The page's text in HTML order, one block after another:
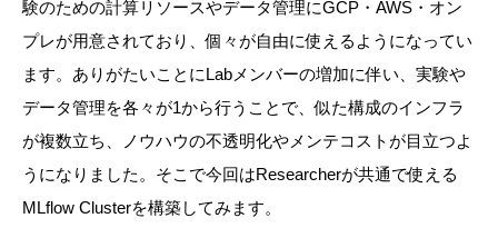
験のための計算リソースやデータ管理にGCP・AWS・オン
プレが用意されており、個々が自由に使えるようになってい
ます。ありがたいことにLabメンバーの増加に伴い、実験や
データ管理を各々が1から行うことで、似た構成のインフラ
が複数立ち、ノウハウの不透明化やメンテコストが目立つよ
うになりました。そこで今回はResearcherが共通で使える
MLflow Clusterを構築してみます。